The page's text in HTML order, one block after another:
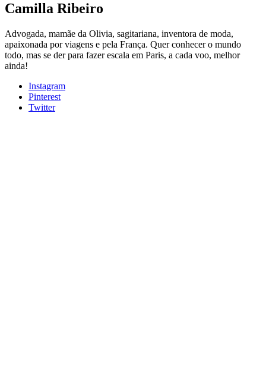
Camilla Ribeiro
Advogada, mamãe da Olivia, sagitariana, inventora de moda,
apaixonada por viagens e pela França. Quer conhecer o mundo
todo, mas se der para fazer escala em Paris, a cada voo, melhor
ainda!
Instagram
Pinterest
Twitter